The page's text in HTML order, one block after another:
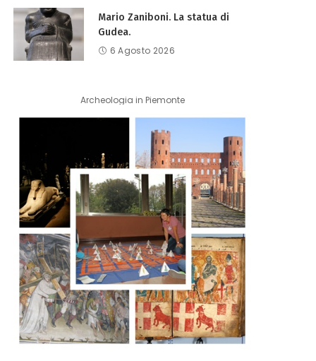
Mario Zaniboni. La statua di
Gudea.
6 Agosto 2026
Archeologia in Piemonte